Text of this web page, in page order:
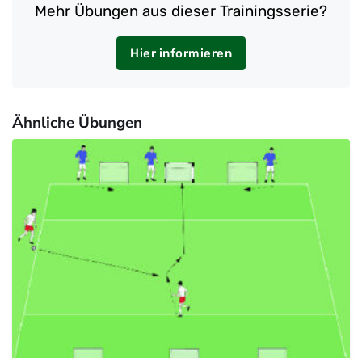
Mehr Übungen aus dieser Trainingsserie?
Hier informieren
Ähnliche Übungen